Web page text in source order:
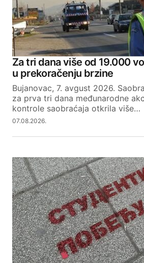
Your Name
Za tri dana više od 19.000
u prekoračenju brzine
Bujanovac, 7. avgust 2026.
za prva tri dana međunarodne
kontrole saobraćaja otkrila više…
07.08.2026.